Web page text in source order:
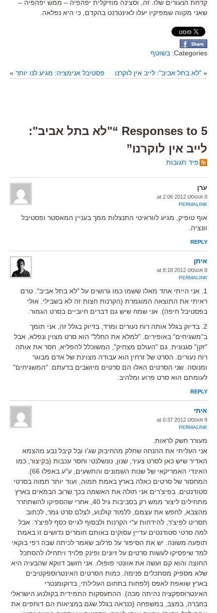
קדחת הנעורים שלו. זה, וסצינה מוזיקלית יפהפיה – ממש יפהפיה –
שאני מקווה שמפיקיו יעלו לאינטרנט בהקדם, כי היא נפלאה.
Categories: בשוטף
« "לא בתל אביב": לייב אין לוקרנו פסטיבל אנימציה: מגיע לנו יותר »
5 Responses to “"לא בתל אביב":
לייב אין לוקרנו”
פיד תגובות
ערן
8 אוגוסט 2012 at 2:06
PERMALINK
אוף טופיק, מגיע לווראיטי התנצלות ממך בעניין המאסטר ופסטיבל
וונציה.
REPLY
איתן
8 אוגוסט 2012 at 8:18
PERMALINK
1. אני הייתי אחד מאלו ששמו כמו גרושים על "לא בתל אביב". טרם
ראיתי את התוצאה המוגמרת (הקרנות חצות זה לא בשבילי. אולי
בפסטיבל חיפה). אני שמח שיש גם דברים חיוביים בסרט הגמור.
2. בדיוק בגלל אותה רוח נעורים ומרד, בדיוק בגלל זה, אני תומך
ב"משגיחים" באופירים. "למלא את החלל" הוא סרט מצוין ונפלא, אבל
"זקן" סגנונית. גם "העולם מצחיק", המשוכלל להפליא, חסר את אותה
רוח נעורים. הסרט של זרחין הוא עבודה מצוינת של אדם מבוגר
ומנוסה. שני הסרטים האלו הם סרטים מיושבים בדעתם. "המשגיחים"
לעומתם הוא סרט פרוע ומלהיב.
REPLY
איתי
9 אוגוסט 2012 at 0:37
PERMALINK
מעורר חשק לראות.
אני העליתי את ההנחה שחלק מהחיבוק שג'ו ובל קיבל נבע מהצמא
האדיר שיש כאן לסרט צעיר, שנון, נונשלנטי וחסר עכבות (בקיצור, כמו
האינדי האמריקאי של שנות השמונים והתשעים, ע"ע באפלו 66).
המחסור של סרטים כאלה בארץ באמת תמוה, ועוד יותר תמוה בסרטי
סטודנטים. בפיצ'רים אני תולה את האשמה בכך שרוב הבמאים בארץ
מתחילים ליצור ממש רק בסביבות גיל 40, אחרי שהספיקו להשתחרר
מהצבא, לחפש את עצמם, ללמוד קולנוע, לצלם סרט גמר, לכתוב
תסריט לפיצ'ר, להידחות ע"י הקרנות ולבסוף לגייס כסף לפיצ'ר. אבל
למה סרטי סטודנטים עדיין עסוקים באותם חומרים נדושים זו באמת
תופעה משונה. יש את הסיפור על פרלוב שאמר לכיתה שבה רפי בוקאי
למד שיפסיקו לעשות סרטים על זיונים ופינק פלויד ויתחילו להסתכל
החוצה והוא קם ועשה את אוונטי פופולו. אני חושב דווקא שהבעיה היא
שלא מספיק מסתכלים פנימה. כמות הסרטים האינטרוספקטיבים
בארץ שואפת לאפס (לפחות בתחום העלילתי, בדוקומנטרי
האינטרוספקציה נהיתה מכה). ההתעסקות התמידית בקולנוע הישראלי
בחברה, במצב, במשפחה (כנראה בגלל שגם במציאות הם דוחפים את